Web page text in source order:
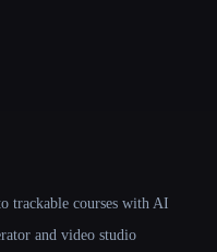
trackable courses with AI
and video studio